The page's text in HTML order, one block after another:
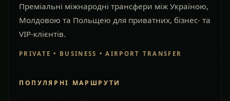
Преміальні міжнародні трансфери між Україною,
Молдовою та Польщею для приватних, бізнес- та
VIP-клієнтів.
PRIVATE • BUSINESS • AIRPORT TRANSFER
ПОПУЛЯРНІ МАРШРУТИ